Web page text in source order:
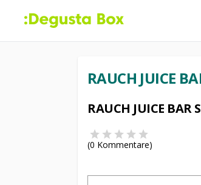
RAUCH JUICE
RAUCH JUICE BAR
(0 Kommentare)